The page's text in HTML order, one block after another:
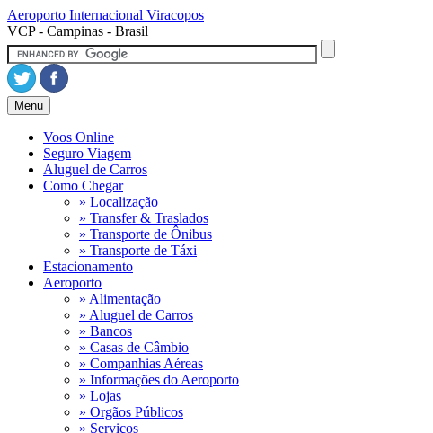
Aeroporto Internacional Viracopos
VCP - Campinas - Brasil
Menu
Voos Online
Seguro Viagem
Aluguel de Carros
Como Chegar
» Localização
» Transfer & Traslados
» Transporte de Ônibus
» Transporte de Táxi
Estacionamento
Aeroporto
» Alimentação
» Aluguel de Carros
» Bancos
» Casas de Câmbio
» Companhias Aéreas
» Informações do Aeroporto
» Lojas
» Orgãos Públicos
» Serviços